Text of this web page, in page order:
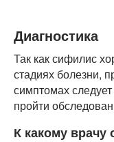
Диагностика
Так как сифилис
стадиях болезни,
симптомах
пройти
К какому врачу